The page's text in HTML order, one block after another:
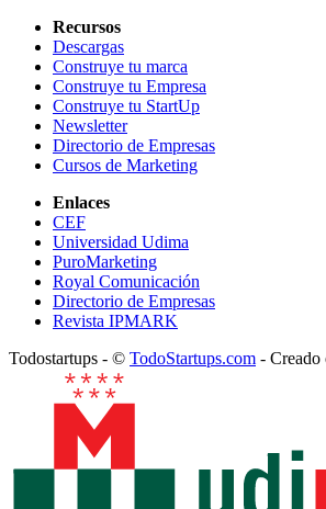
Recursos
Descargas
Construye tu marca
Construye tu Empresa
Construye tu StartUp
Newsletter
Directorio de Empresas
Cursos de Marketing
Enlaces
CEF
Universidad Udima
PuroMarketing
Royal Comunicación
Directorio de Empresas
Revista IPMARK
Todostartups - © TodoStartups.com - Creado